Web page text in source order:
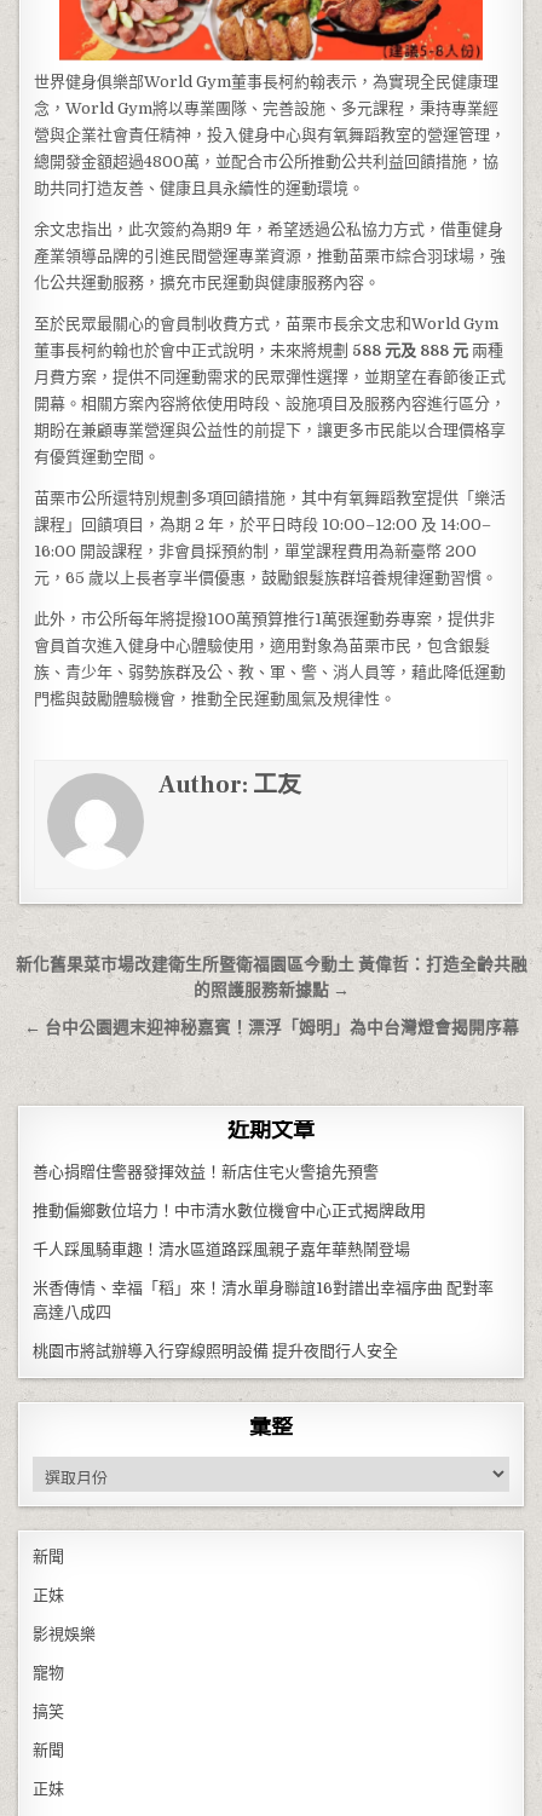
世界健身俱樂部World Gym董事長柯約翰表示，為實現全民健康理
念，World Gym將以專業團隊、完善設施、多元課程，秉持專業經
營與企業社會責任精神，投入健身中心與有氧舞蹈教室的營運管理，
總開發金額超過4800萬，並配合市公所推動公共利益回饋措施，協
助共同打造友善、健康且具永續性的運動環境。
余文忠指出，此次簽約為期9 年，希望透過公私協力方式，借重健身
產業領導品牌的引進民間營運專業資源，推動苗栗市綜合羽球場，強
化公共運動服務，擴充市民運動與健康服務內容。
至於民眾最關心的會員制收費方式，苗栗市長余文忠和World Gym
董事長柯約翰也於會中正式說明，未來將規劃 588元及 888元 兩種
月費方案，提供不同運動需求的民眾彈性選擇，並期望在春節後正式
開幕。相關方案內容將依使用時段、設施項目及服務內容進行區分，
期盼在兼顧專業營運與公益性的前提下，讓更多市民能以合理價格享
有優質運動空間。
苗栗市公所還特別規劃多項回饋措施，其中有氧舞蹈教室提供「樂活
課程」回饋項目，為期 2 年，於平日時段 10:00–12:00 及 14:00–
16:00 開設課程，非會員採預約制，單堂課程費用為新臺幣 200
元，65 歲以上長者享半價優惠，鼓勵銀髮族群培養規律運動習慣。
此外，市公所每年將提撥100萬預算推行1萬張運動券專案，提供非
會員首次進入健身中心體驗使用，適用對象為苗栗市民，包含銀髮
族、青少年、弱勢族群及公、教、軍、警、消人員等，藉此降低運動
門檻與鼓勵體驗機會，推動全民運動風氣及規律性。
Author: 工友
文章導覽
新化舊果菜市場改建衛生所暨衛福園區今動土 黃偉哲：打造全齡共融
的照護服務新據點 →
← 台中公園週末迎神秘嘉賓！漂浮「姆明」為中台灣燈會揭開序幕
近期文章
善心捐贈住警器發揮效益！新店住宅火警搶先預警
推動偏鄉數位培力！中市清水數位機會中心正式揭牌啟用
千人踩風騎車趣！清水區道路踩風親子嘉年華熱鬧登場
米香傳情、幸福「稻」來！清水單身聯誼16對譜出幸福序曲 配對率
高達八成四
桃園市將試辦導入行穿線照明設備 提升夜間行人安全
彙整
彙整
新聞
正妹
影視娛樂
寵物
搞笑
新聞
正妹